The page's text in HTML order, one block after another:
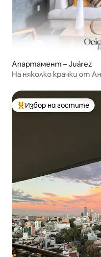
Апартамент – Juárez
На няколко крачки от
Най-популярен избор на
Избор на гостите